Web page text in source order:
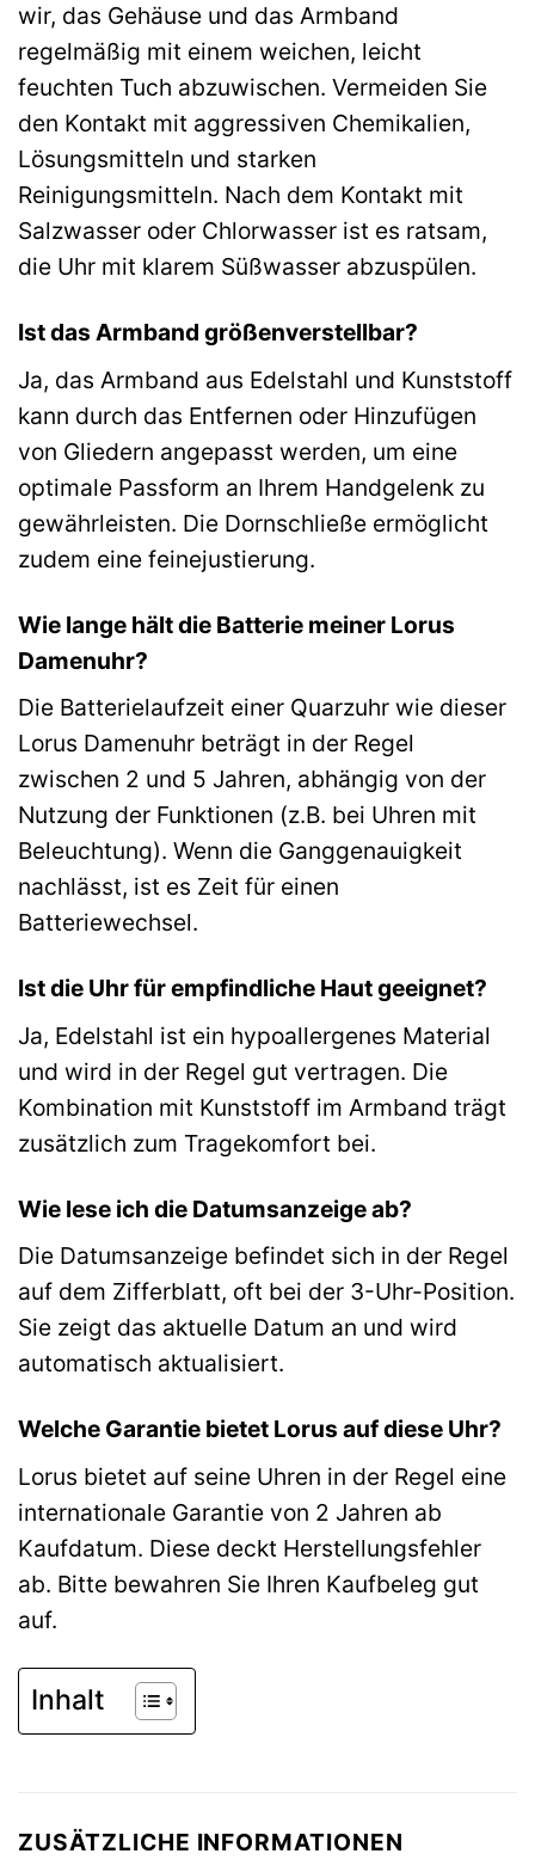
wir, das Gehäuse und das Armband
regelmäßig mit einem weichen, leicht
feuchten Tuch abzuwischen. Vermeiden Sie
den Kontakt mit aggressiven Chemikalien,
Lösungsmitteln und starken
Reinigungsmitteln. Nach dem Kontakt mit
Salzwasser oder Chlorwasser ist es ratsam,
die Uhr mit klarem Süßwasser abzuspülen.
Ist das Armband größenverstellbar?
Ja, das Armband aus Edelstahl und Kunststoff
kann durch das Entfernen oder Hinzufügen
von Gliedern angepasst werden, um eine
optimale Passform an Ihrem Handgelenk zu
gewährleisten. Die Dornschließe ermöglicht
zudem eine feinejustierung.
Wie lange hält die Batterie meiner Lorus
Damenuhr?
Die Batterielaufzeit einer Quarzuhr wie dieser
Lorus Damenuhr beträgt in der Regel
zwischen 2 und 5 Jahren, abhängig von der
Nutzung der Funktionen (z.B. bei Uhren mit
Beleuchtung). Wenn die Ganggenauigkeit
nachlässt, ist es Zeit für einen
Batteriewechsel.
Ist die Uhr für empfindliche Haut geeignet?
Ja, Edelstahl ist ein hypoallergenes Material
und wird in der Regel gut vertragen. Die
Kombination mit Kunststoff im Armband trägt
zusätzlich zum Tragekomfort bei.
Wie lese ich die Datumsanzeige ab?
Die Datumsanzeige befindet sich in der Regel
auf dem Zifferblatt, oft bei der 3-Uhr-Position.
Sie zeigt das aktuelle Datum an und wird
automatisch aktualisiert.
Welche Garantie bietet Lorus auf diese Uhr?
Lorus bietet auf seine Uhren in der Regel eine
internationale Garantie von 2 Jahren ab
Kaufdatum. Diese deckt Herstellungsfehler
ab. Bitte bewahren Sie Ihren Kaufbeleg gut
auf.
Inhalt
ZUSÄTZLICHE INFORMATIONEN